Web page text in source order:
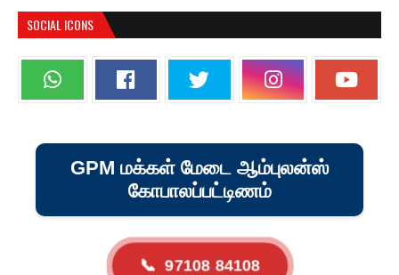
SOCIAL ICONS
GPM மக்கள் மேடை ஆம்புலன்ஸ்
கோபாலப்பட்டிணம்
📞 97108 84108